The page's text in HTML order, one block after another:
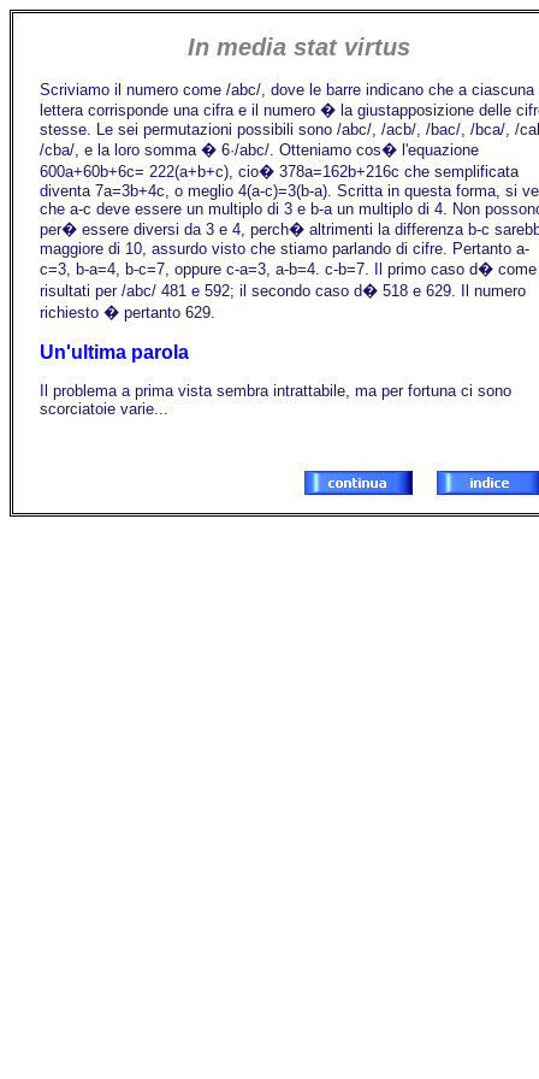
In media stat virtus
Scriviamo il numero come /abc/, dove le barre indicano che a ciascuna
lettera corrisponde una cifra e il numero � la giustapposizione delle
stesse. Le sei permutazioni possibili sono /abc/, /acb/, /bac/, /bca/, /
/cba/, e la loro somma � 6·/abc/. Otteniamo cos� l'equazione
600a+60b+6c= 222(a+b+c), cio� 378a=162b+216c che semplificata
diventa 7a=3b+4c, o meglio 4(a-c)=3(b-a). Scritta in questa forma, si
che a-c deve essere un multiplo di 3 e b-a un multiplo di 4. Non
per� essere diversi da 3 e 4, perch� altrimenti la differenza b-c
maggiore di 10, assurdo visto che stiamo parlando di cifre. Pertanto a-
c=3, b-a=4, b-c=7, oppure c-a=3, a-b=4. c-b=7. Il primo caso d� come
risultati per /abc/ 481 e 592; il secondo caso d� 518 e 629. Il numero
richiesto � pertanto 629.
Un'ultima parola
Il problema a prima vista sembra intrattabile, ma per fortuna ci sono
scorciatoie varie...